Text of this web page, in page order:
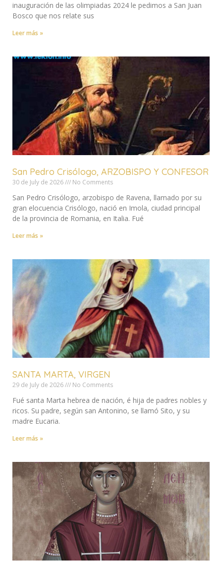
inauguración de las olimpiadas 2024 le pedimos a San Juan
Bosco que nos relate sus
Leer más »
San Pedro Crisólogo, ARZOBISPO Y CONFESOR
30 de July de 2026 No Comments
San Pedro Crisólogo, arzobispo de Ravena, llamado por su
gran elocuencia Crisólogo, nació en Imola, ciudad principal
de la provincia de Romania, en Italia. Fué
Leer más »
SANTA MARTA, VIRGEN
29 de July de 2026 No Comments
Fué santa Marta hebrea de nación, é hija de padres nobles y
ricos. Su padre, según san Antonino, se llamó Sito, y su
madre Eucaria.
Leer más »